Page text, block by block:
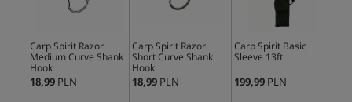
Carp Spirit Razor
Medium Curve Shank
Hook
18,99 PLN
Carp Spirit Razor
Short Curve Shank
Hook
18,99 PLN
Carp Spirit Basic
Sleeve 13ft
199,99 PLN